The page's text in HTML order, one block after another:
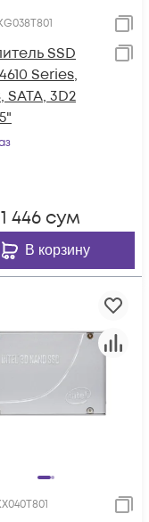
SSD
Series,
SATA, 3D2
446 сум
В корзину